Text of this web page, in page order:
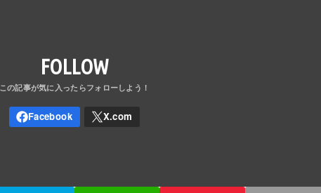
FOLLOW